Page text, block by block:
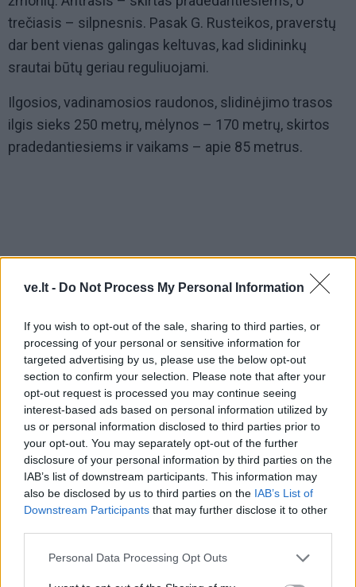
ve.lt - Do Not Process My Personal Information
If you wish to opt-out of the sale, sharing to third parties, or
processing of your personal or sensitive information for
targeted advertising by us, please use the below opt-out
section to confirm your selection. Please note that after your
opt-out request is processed you may continue seeing
interest-based ads based on personal information utilized by
us or personal information disclosed to third parties prior to
your opt-out. You may separately opt-out of the further
disclosure of your personal information by third parties on the
IAB’s list of downstream participants. This information may
also be disclosed by us to third parties on the IAB’s List of
Downstream Participants that may further disclose it to other
Personal Data Processing Opt Outs
trečiasis – silpnesnis. Pasak G. Rusteikos, praverstų
dar bent vienas galingas keltuvas, kad slidininkų
srautai būtų geriau reguliuojami.
Ilgosios, vadinamosios raudonos, slidinėjimo trasos
ilgis sieks 250 metrų, mėlynos – 170 metrų, skirtos
pradedantiesiems ir vaikams – apie 85 metrus.
Šiais metais buvo pradėti ir sniego parko įrengimo
darbai, formuojami tramplynai. Ateityje parkas irgi
modernės. Vietos Utriuose ras ir lygumų slidinėjimo
entuziastai, tačiau jie turėtų laukti dangaus pagalbos,
t.y. natūralaus sniego.
trasoje bus didžiuliai. Pasak jo, kitos slidinėjimo